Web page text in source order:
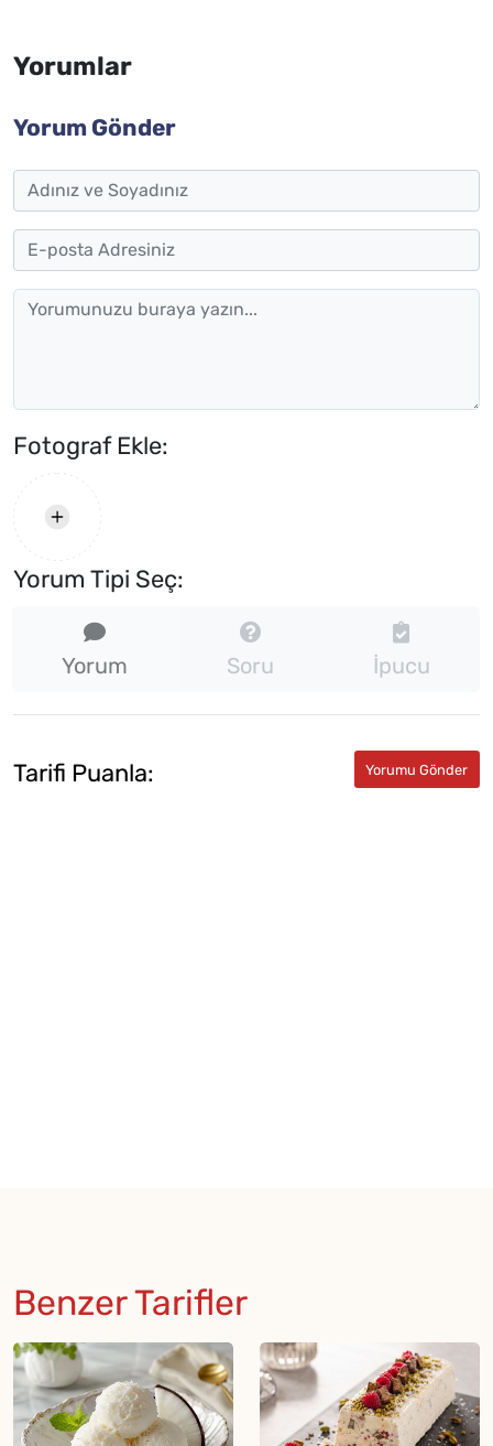
Yorumlar
Yorum Gönder
Fotograf Ekle:
Yorum Tipi Seç:
Yorum Soru İpucu
Tarifi Puanla:
Benzer Tarifler